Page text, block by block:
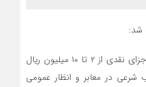
شد:
۱۰ روز تا ۲ ماه حبس و یا جزای نقدی از ۲ تا ۱۰ میلیون ریال
شرعی در معابر و انظار عمومی